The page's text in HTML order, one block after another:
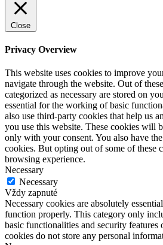
Close
Privacy Overview
This website uses cookies to improve
navigate through the website. Out of
categorized as necessary are stored on
essential for the working of basic
also use third-party cookies that help us
you use this website. These cookies will
only with your consent. You also have
cookies. But opting out of some of these
browsing experience.
Necessary
Necessary
Vždy zapnuté
Necessary cookies are absolutely
function properly. This category only
basic functionalities and security features
cookies do not store any personal